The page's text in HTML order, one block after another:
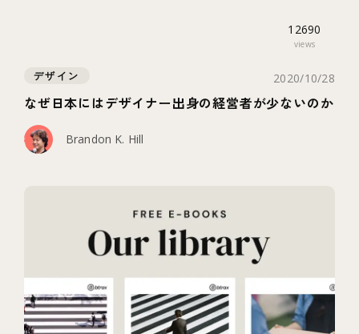
12690
views
デザイン 2020/10/28
なぜ日本にはデザイナー出身の経営者が少ないのか
Brandon K. Hill